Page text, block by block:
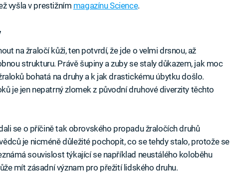
vyšla v prestižním magazínu Science.
na žraločí kůži, ten potvrdí, že jde o velmi drsnou, až
strukturu. Právě šupiny a zuby se staly důkazem, jak moc
bohatá na druhy a k jak drastickému úbytku došlo.
je jen nepatrný zlomek z původní druhové diverzity těchto
se o příčině tak obrovského propadu žraločích druhů
je nicméně důležité pochopit, co se tehdy stalo, protože se
souvislost týkající se například neustálého koloběhu
mít zásadní význam pro přežití lidského druhu.